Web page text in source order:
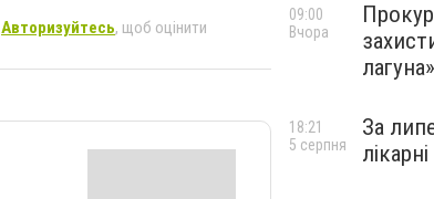
Авторизуйтесь, щоб оцінити
09:00
Вчора
За
18:21
5 серпня